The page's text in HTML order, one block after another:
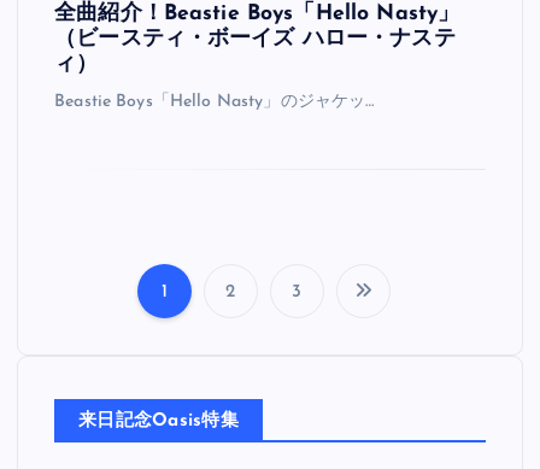
全曲紹介！Beastie Boys「Hello Nasty」
（ビースティ・ボーイズ ハロー・ナステ
ィ）
Beastie Boys「Hello Nasty」のジャケッ…
の
1 2 3
来日記念Oasis特集